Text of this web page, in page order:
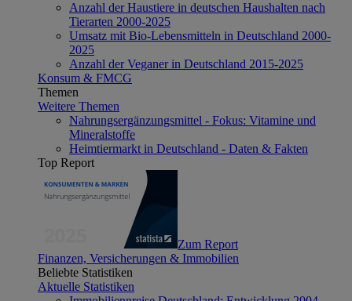
Anzahl der Haustiere in deutschen Haushalten nach
Tierarten 2000-2025
Umsatz mit Bio-Lebensmitteln in Deutschland 2000-
2025
Anzahl der Veganer in Deutschland 2015-2025
Konsum & FMCG
Themen
Weitere Themen
Nahrungsergänzungsmittel - Fokus: Vitamine und
Mineralstoffe
Heimtiermarkt in Deutschland - Daten & Fakten
Top Report
Zum Report
Finanzen, Versicherungen & Immobilien
Beliebte Statistiken
Aktuelle Statistiken